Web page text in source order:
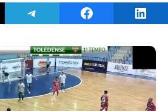
on ThreadsShare on TelegramShare on Facebook